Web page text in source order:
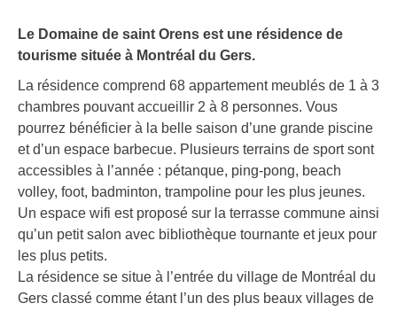
Le Domaine de saint Orens est une résidence de
tourisme située à Montréal du Gers.
La résidence comprend 68 appartement meublés de 1 à 3
chambres pouvant accueillir 2 à 8 personnes. Vous
pourrez bénéficier à la belle saison d’une grande piscine
et d’un espace barbecue. Plusieurs terrains de sport sont
accessibles à l’année : pétanque, ping-pong, beach
volley, foot, badminton, trampoline pour les plus jeunes.
Un espace wifi est proposé sur la terrasse commune ainsi
qu’un petit salon avec bibliothèque tournante et jeux pour
les plus petits.
La résidence se situe à l’entrée du village de Montréal du
Gers classé comme étant l’un des plus beaux villages de